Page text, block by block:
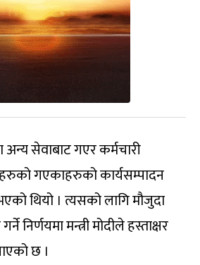
अन्य सेवाबाट गएर कर्मचारी
गएकाहरुको कार्यसम्पादन
थियो । त्यसको लागि मौजुदा
निर्णयमा मन्त्री मोदीले हस्ताक्षर
छ ।